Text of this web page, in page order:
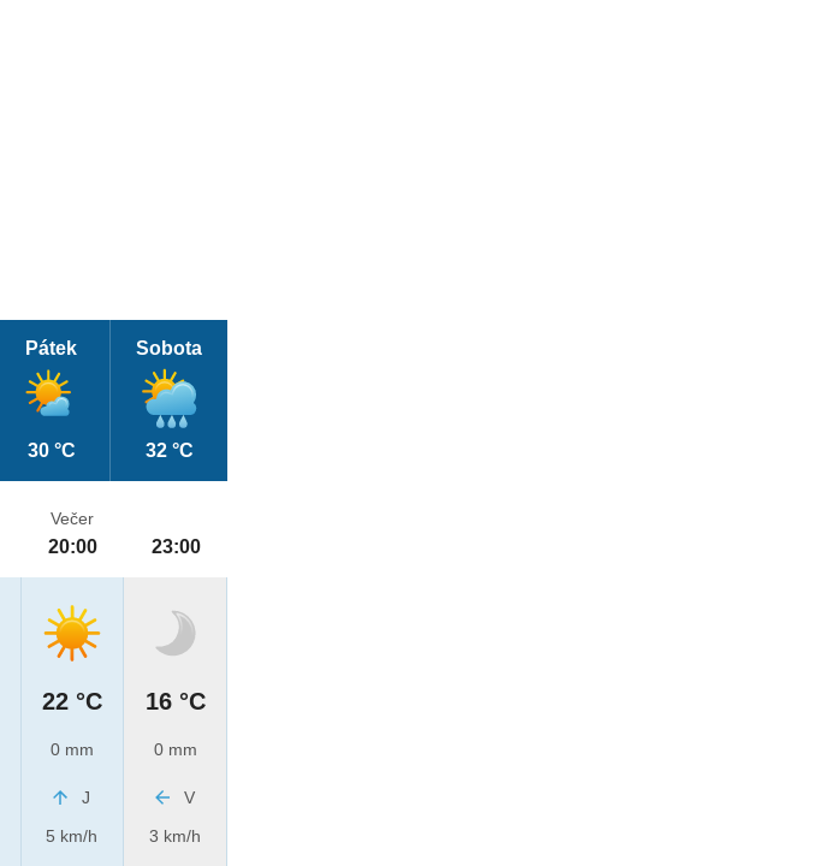
Pátek
30 °C
Sobota
32 °C
Večer
20:00
22 °C
0 mm
J
5 km/h
23:00
16 °C
0 mm
V
3 km/h